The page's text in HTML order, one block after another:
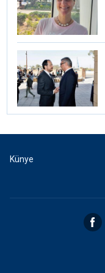
Künye